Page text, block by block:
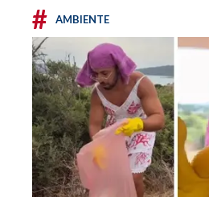
# AMBIENTE